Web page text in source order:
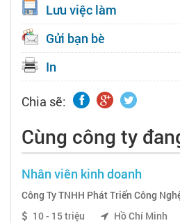
Lưu việc làm
Gửi bạn bè
In
Chia sẽ:
Cùng công ty
Nhân viên kinh doanh
Công Ty TNHH Phát Triển Công
10 - 15 triệu
Hồ Chí Minh